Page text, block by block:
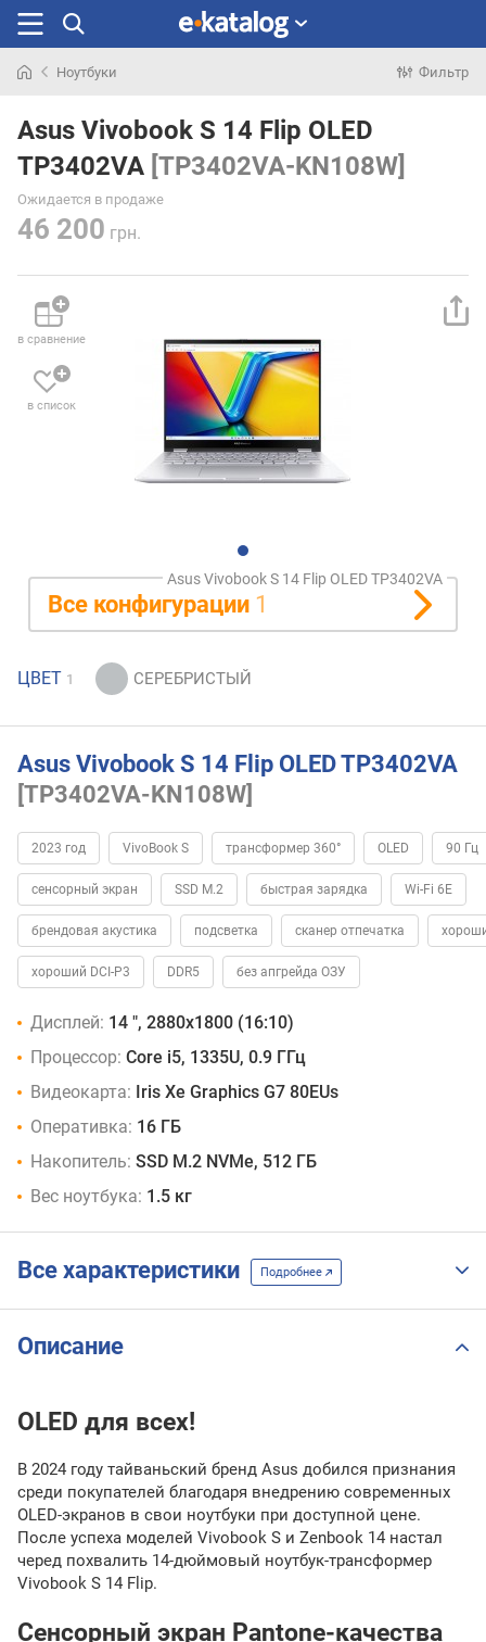
раньше
Ноутбуки Фильтр
Asus Vivobook S 14 Flip OLED
TP3402VA [TP3402VA-KN108W]
Ожидается в продаже
46 200 грн.
в сравнение
в список
Asus Vivobook S 14 Flip OLED TP3402VA
Все конфигурации 1
ЦВЕТ 1
Asus Vivobook S 14 Flip OLED TP3402VA
[TP3402VA-KN108W]
2023 год VivoBook S трансформер 360° OLED 90 Гц
сенсорный экран SSD M.2 быстрая зарядка Wi-Fi 6E
брендовая акустика подсветка сканер отпечатка
хороший DCI-P3 DDR5 без апгрейда ОЗУ
Дисплей: 14 ", 2880x1800 (16:10)
Процессор: Core i5, 1335U, 0.9 ГГц
Видеокарта: Iris Xe Graphics G7 80EUs
Оперативка: 16 ГБ
Накопитель: SSD M.2 NVMe, 512 ГБ
Вес ноутбука: 1.5 кг
Все характеристики Подробнее
Описание
OLED для всех!
В 2024 году тайваньский бренд Asus добился признания
среди покупателей благодаря внедрению современных
OLED-экранов в свои ноутбуки при доступной цене.
После успеха моделей Vivobook S и Zenbook 14 настал
черед похвалить 14-дюймовый ноутбук-трансформер
Vivobook S 14 Flip.
Сенсорный экран Pantone-качества